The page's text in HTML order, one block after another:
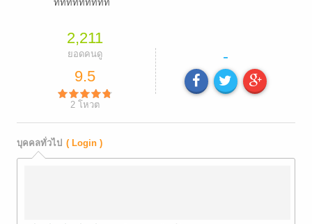
ททททททททท
2,211
ยอดคนดู
9.5
2โหวต
-
บุคคลทั่วไป ( Login )